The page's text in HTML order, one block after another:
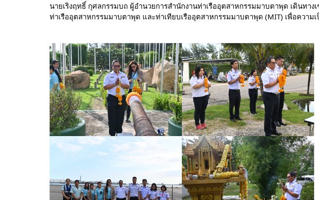
นายเริงฤทธิ์ กุศลกรรมบถ ผู้อำนวยการสำนักงานท่าเรืออุตสาหกรรมมาบตาพุด เดินท
ท่าเรืออุตสาหกรรมมาบตาพุด และท่าเทียบเรืออุตสาหกรรมมาบตาพุด (MIT) เพื่อความ